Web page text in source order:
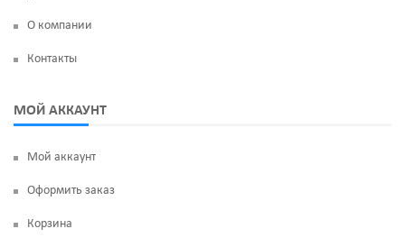
Манжеты люка
О компании
Контакты
МОЙ АККАУНТ
Мой аккаунт
Оформить заказ
Корзина